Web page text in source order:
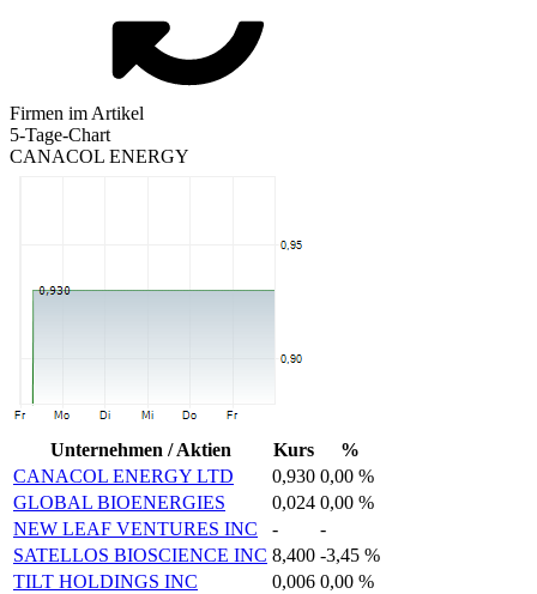
Firmen im Artikel
5-Tage-Chart
CANACOL ENERGY
Unternehmen / Aktien Kurs
%
CANACOL ENERGY LTD
0,930 0,00 %
GLOBAL BIOENERGIES
0,024 0,00 %
NEW LEAF VENTURES INC
-
-
SATELLOS BIOSCIENCE INC 8,400 -3,45 %
TILT HOLDINGS INC
0,006 0,00 %